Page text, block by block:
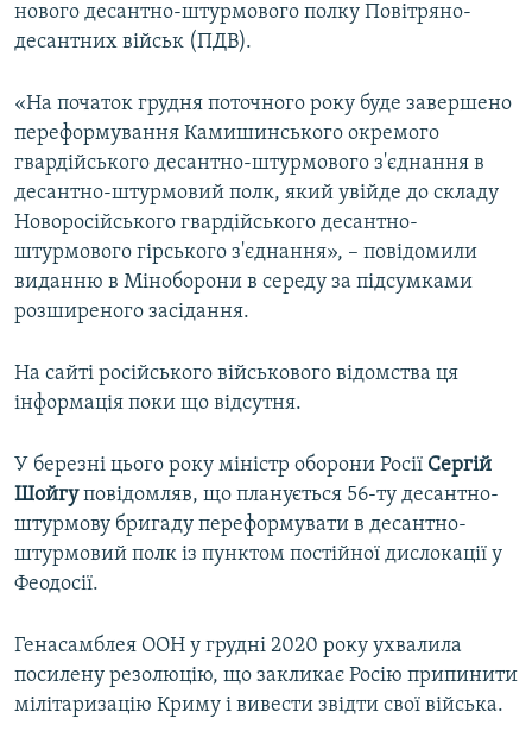
нового десантно-штурмового полку Повітряно-
десантних військ (ПДВ).
«На початок грудня поточного року буде завершено
переформування Камишинського окремого
гвардійського десантно-штурмового з'єднання в
десантно-штурмовий полк, який увійде до складу
Новоросійського гвардійського десантно-
штурмового гірського з'єднання», – повідомили
виданню в Міноборони в середу за підсумками
розширеного засідання.
На сайті російського військового відомства ця
інформація поки що відсутня.
У березні цього року міністр оборони Росії Сергій
Шойгуповідомляв, що планується 56-ту десантно-
штурмову бригаду переформувати в десантно-
штурмовий полк із пунктом постійної дислокації у
Феодосії.
Генасамблея ООН у грудні 2020 року ухвалила
посилену резолюцію, що закликає Росію припинити
мілітаризацію Криму і вивести звідти свої війська.